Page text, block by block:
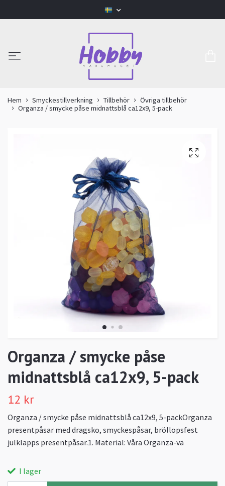
Hem Smyckestillverkning Tillbehör
Övriga tillbehör
Organza / smycke påse midnattsblå ca12x9, 5-pack
Organza / smycke påse
midnattsblå ca12x9, 5-pack
12 kr
Organza / smycke påse midnattsblå ca12x9, 5-packOrganza
presentpåsar med dragsko, smyckespåsar, bröllopsfest
julklapps presentpåsar.1. Material: Våra Organza-vä
I lager